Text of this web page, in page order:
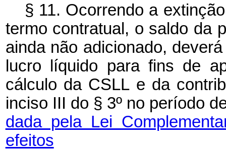
§ 11. Ocorrendo a
termo contratual, o saldo da
ainda não adicionado,
lucro líquido para fins de
cálculo da CSLL e da
inciso III do § 3º no
dada pela Lei
efeitos